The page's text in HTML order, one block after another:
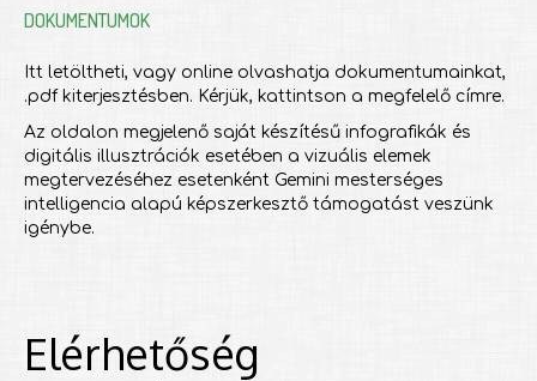
DOKUMENTUMOK
Itt letöltheti, vagy online olvashatja dokumentumainkat,
.pdf kiterjesztésben. Kérjük, kattintson a megfelelő címre.
Az oldalon megjelenő saját készítésű infografikák és
digitális illusztrációk esetében a vizuális elemek
megtervezéséhez esetenként Gemini mesterséges
intelligencia alapú képszerkesztő támogatást veszünk
igénybe.
Elérhetőség